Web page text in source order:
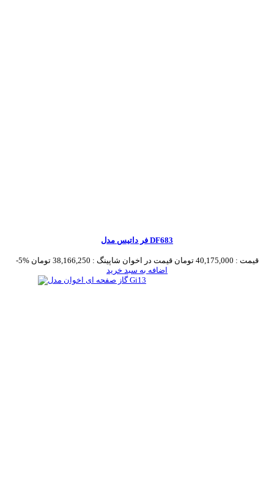
فر داتیس مدل DF683
-5% قیمت : 40,175,000 تومان قیمت در اخوان شاپینگ : 38,166,250 تومان
اضافه به سبد خرید